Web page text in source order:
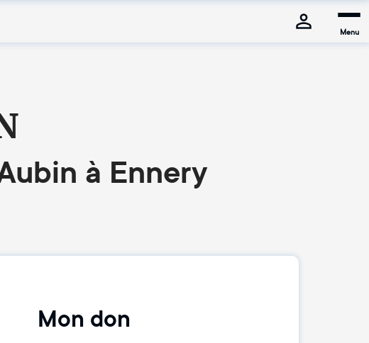
Menu
à Ennery
Mon don